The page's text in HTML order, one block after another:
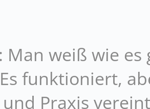
Man weiß wie
funktioniert,
Praxis